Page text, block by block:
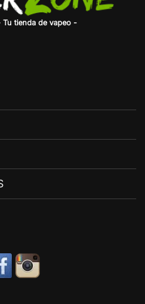
Tu tienda de vapeo -